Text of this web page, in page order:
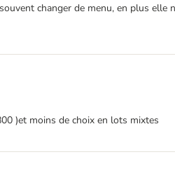
changer de menu, en plus
)et moins de choix en lots mixtes